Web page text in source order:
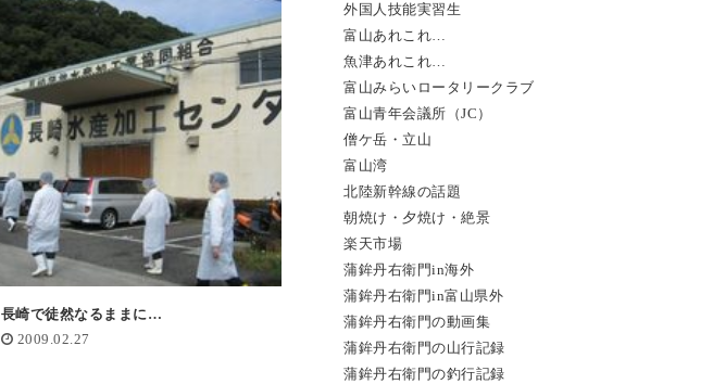
長崎で徒然なるままに…
2009.02.27
外国人技能実習生
富山あれこれ…
魚津あれこれ…
富山みらいロータリークラブ
富山青年会議所（JC）
僧ケ岳・立山
富山湾
北陸新幹線の話題
朝焼け・夕焼け・絶景
楽天市場
蒲鉾丹右衛門in海外
蒲鉾丹右衛門in富山県外
蒲鉾丹右衛門の動画集
蒲鉾丹右衛門の山行記録
蒲鉾丹右衛門の釣行記録